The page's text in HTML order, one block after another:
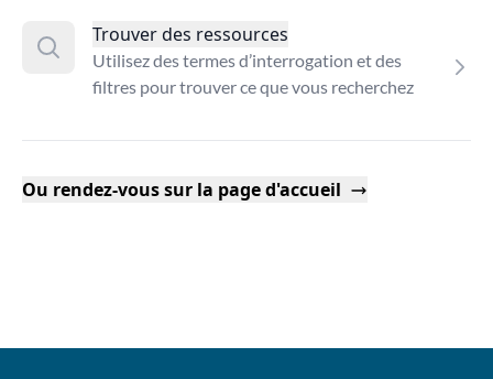
Trouver des ressources
Utilisez des termes d’interrogation et des
filtres pour trouver ce que vous recherchez
Ou rendez-vous sur la page d'accueil